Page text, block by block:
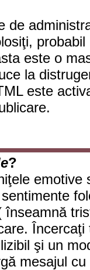
de
este o
la
este
?
şi un
mesajul cu